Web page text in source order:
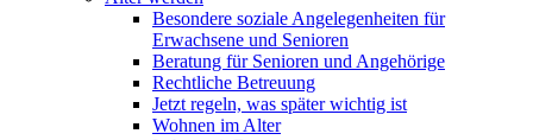
Besondere soziale Angelegenheiten für
Erwachsene und Senioren
Beratung für Senioren und Angehörige
Rechtliche Betreuung
Jetzt regeln, was später wichtig ist
Wohnen im Alter